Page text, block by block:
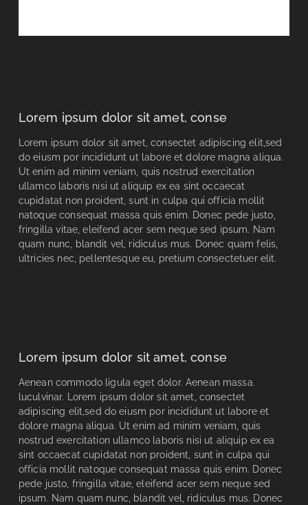
Lorem ipsum dolor sit amet, conse
Lorem ipsum dolor sit amet, consectet adipiscing elit,sed
do eiusm por incididunt ut labore et dolore magna aliqua.
Ut enim ad minim veniam, quis nostrud exercitation
ullamco laboris nisi ut aliquip ex ea sint occaecat
cupidatat non proident, sunt in culpa qui officia mollit
natoque consequat massa quis enim. Donec pede justo,
fringilla vitae, eleifend acer sem neque sed ipsum. Nam
quam nunc, blandit vel, ridiculus mus. Donec quam felis,
ultricies nec, pellentesque eu, pretium consectetuer elit.
Lorem ipsum dolor sit amet, conse
Aenean commodo ligula eget dolor. Aenean massa.
luculvinar. Lorem ipsum dolor sit amet, consectet
adipiscing elit,sed do eiusm por incididunt ut labore et
dolore magna aliqua. Ut enim ad minim veniam, quis
nostrud exercitation ullamco laboris nisi ut aliquip ex ea
sint occaecat cupidatat non proident, sunt in culpa qui
officia mollit natoque consequat massa quis enim. Donec
pede justo, fringilla vitae, eleifend acer sem neque sed
ipsum. Nam quam nunc, blandit vel, ridiculus mus. Donec